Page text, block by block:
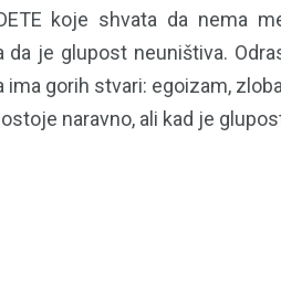
koje shvata da nema
je glupost neuništiva.
gorih stvari: egoizam,
naravno, ali kad je